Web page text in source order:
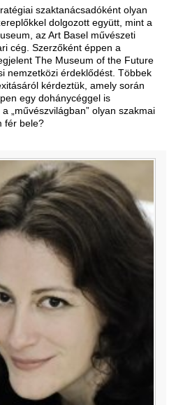
szaktanácsadóként olyan
dolgozott együtt, mint a
az Art Basel művészeti
cég. Szerzőként éppen a
The Museum of the Future
nemzetközi érdeklődést. Többek
kérdeztük, amely során
egy dohánycéggel is
„művészvilágban” olyan szakmai
fér bele?